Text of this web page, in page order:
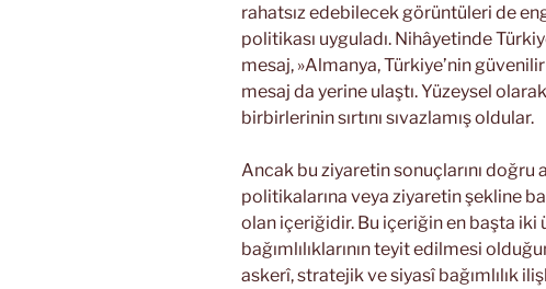
rahatsız edebilecek görüntüleri de
politikası uyguladı. Nihâyetinde
mesaj, »Almanya, Türkiye’nin
mesaj da yerine ulaştı. Yüzeysel
birbirlerinin sırtını sıvazlamış oldular.
Ancak bu ziyaretin sonuçlarını
politikalarına veya ziyaretin şekline
olan içeriğidir. Bu içeriğin en başta iki
bağımlılıklarının teyit edilmesi
askerî, stratejik ve siyasî bağımlılık